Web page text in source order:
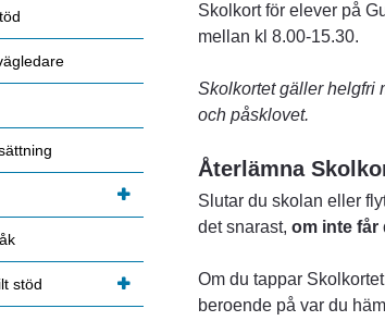
Skolkort för elever på
mellan kl 8.00-15.30.
Skolkortet gäller helgfri
och påsklovet.
Återlämna
Slutar du skolan eller
det snarast, om inte får
Om du tappar
beroende på var du
stöd